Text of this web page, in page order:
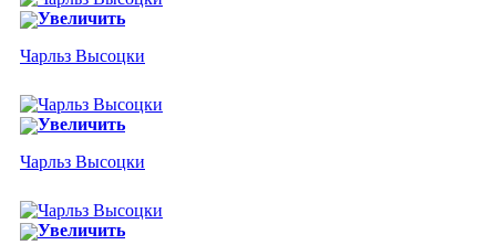
Увеличить
Чарльз Высоцки
Увеличить
Чарльз Высоцки
Увеличить